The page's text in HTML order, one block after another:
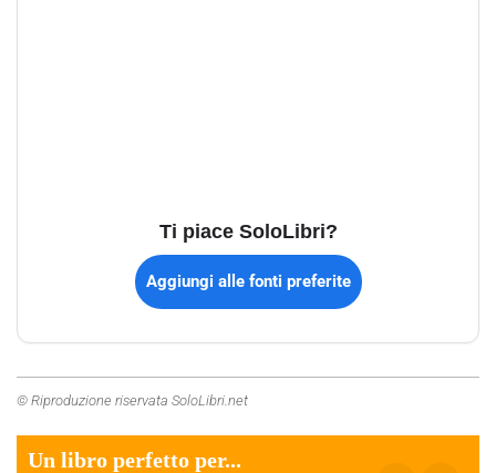
Ti piace SoloLibri?
Aggiungi alle fonti preferite
© Riproduzione riservata SoloLibri.net
Un libro perfetto per...